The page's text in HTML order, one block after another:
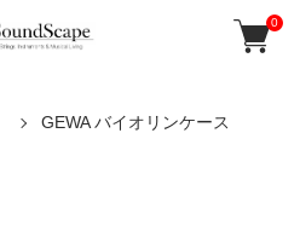
0
GEWA バイオリンケース